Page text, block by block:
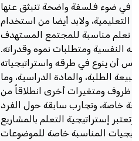
في ضوء فلسفة واضحة تنبثق عنها
التعليمية، ولابد أيضا من استخدام
تعلم مناسبة للمجتمع المستهدف
النفسية ومتطلبات نموه وقدراته.
أن ينوع في طرقه واستراتيجياته
الطلبة، والمادة الدراسية، وما
ظروف ومتغيرات أخرى انطلاقاً من
خاصة، وتجارب سابقة حول الفرد
إستراتيجية التعلم بالمشاريع
المناسبة خاصة للموضوعات